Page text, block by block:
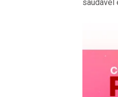
saudável